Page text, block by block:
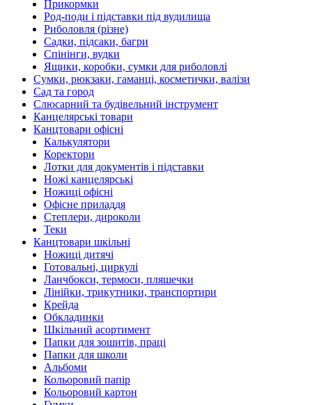
Прикормки
Род-поди і підставки під вудилища
Риболовля (різне)
Садки, підсаки, багри
Спінінги, вудки
Ящики, коробки, сумки для риболовлі
Сумки, рюкзаки, гаманці, косметички, валізи
Сад та город
Слюсарний та будівельний інструмент
Канцелярські товари
Канцтовари офісні
Калькулятори
Коректори
Лотки для документів і підставки
Ножі канцелярські
Ножиці офісні
Офісне приладдя
Степлери, дироколи
Теки
Канцтовари шкільні
Ножиці дитячі
Готовальні, циркулі
Ланчбокси, термоси, пляшечки
Лінійки, трикутники, транспортири
Крейда
Обкладинки
Шкільний асортимент
Папки для зошитів, праці
Папки для школи
Альбоми
Кольоровий папір
Кольоровий картон